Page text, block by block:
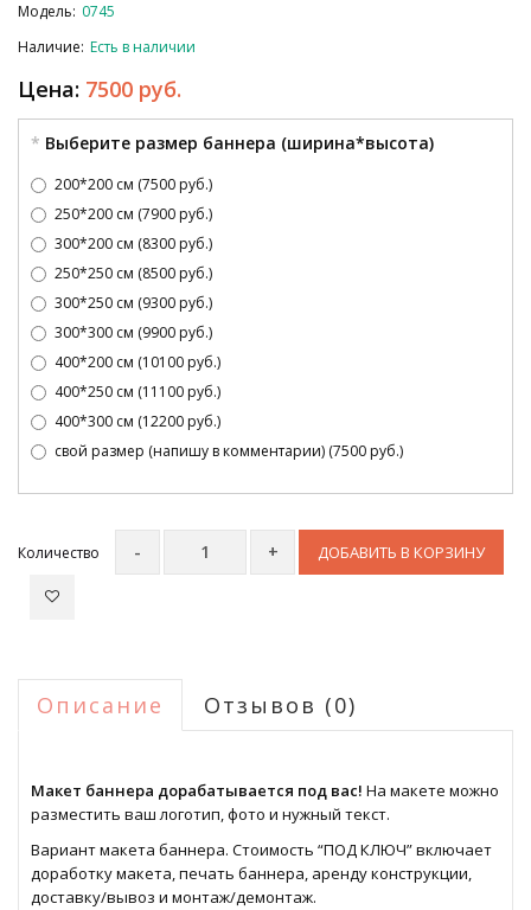
Модель: 0745
Наличие: Есть в наличии
Цена: 7500 руб.
Выберите размер баннера (ширина*высота)
200*200 см (7500 руб.)
250*200 см (7900 руб.)
300*200 см (8300 руб.)
250*250 см (8500 руб.)
300*250 см (9300 руб.)
300*300 см (9900 руб.)
400*200 см (10100 руб.)
400*250 см (11100 руб.)
400*300 см (12200 руб.)
свой размер (напишу в комментарии) (7500 руб.)
Количество ДОБАВИТЬ В КОРЗИНУ
Описание Отзывов (0)
Макет баннера дорабатывается под вас! На макете можно
разместить ваш логотип, фото и нужный текст.
Вариант макета баннера. Стоимость “ПОД КЛЮЧ” включает
доработку макета, печать баннера, аренду конструкции,
доставку/вывоз и монтаж/демонтаж.